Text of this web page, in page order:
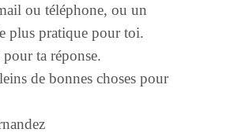
ou téléphone, ou un
plus pratique pour toi.
ta réponse.
de bonnes choses pour